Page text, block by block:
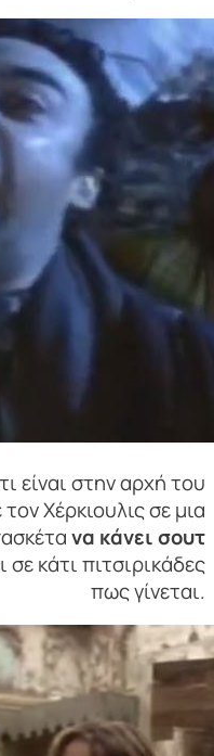
είναι στην αρχή του
Χέρκιουλις σε μια
να κάνει σουτ
σε κάτι πιτσιρικάδες
πως γίνεται.